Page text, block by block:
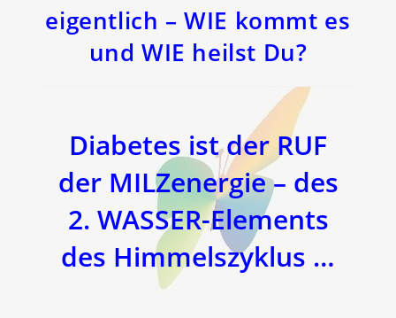
eigentlich – WIE kommt es
und WIE heilst Du?
Diabetes ist der RUF
der MILZenergie– des
2. WASSER-Elements
des Himmelszyklus …